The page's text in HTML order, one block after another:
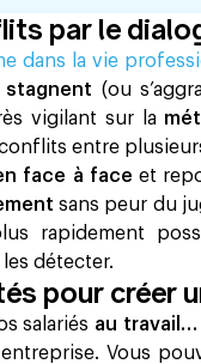
par le
dans la vie
stagnent (ou
vigilant sur la
entre
face à face et
sans peur du
rapidement
détecter.
pour créer
salariés au
Vous